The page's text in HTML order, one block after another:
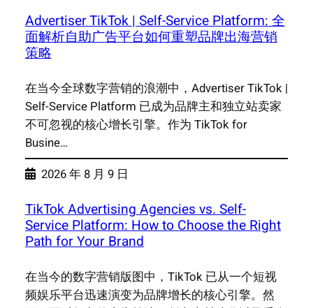
Advertiser TikTok | Self-Service Platform: 全
面解析自助广告平台如何重塑品牌出海营销
策略
在当今全球数字营销的浪潮中，Advertiser TikTok |
Self-Service Platform 已成为品牌主和独立站卖家
不可忽视的核心增长引擎。作为 TikTok for
Busine…
2026 年 8 月 9 日
TikTok Advertising Agencies vs. Self-
Service Platform: How to Choose the Right
Path for Your Brand
在当今的数字营销版图中，TikTok 已从一个短视
频娱乐平台迅速演变为品牌增长的核心引擎。然